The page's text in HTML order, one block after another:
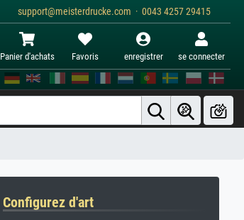
support@meisterdrucke.com · 0043 4257 29415
Panier d'achats Favoris enregistrer se connecter
Configurez d'art